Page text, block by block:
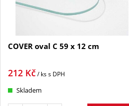
COVER oval C 59 x 12 cm
212Kč/ kss DPH
Skladem